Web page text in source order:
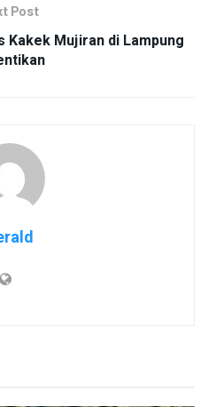
Post
Kakek Mujiran di Lampung